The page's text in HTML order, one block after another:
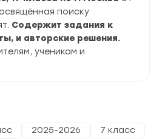
поиску
Содержит задания к
и авторские решения.
ученикам и
2025-2026
7 класс